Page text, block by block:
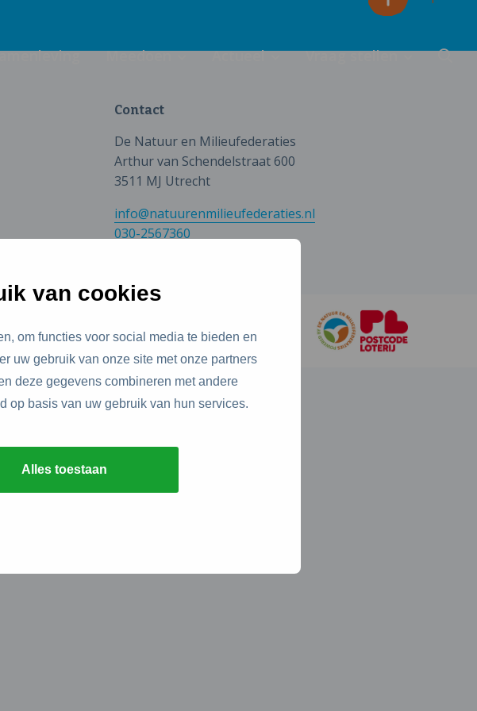
van cookies
om functies voor social media te bieden en
uw gebruik van onze site met onze partners
deze gegevens combineren met andere
op basis van uw gebruik van hun services.
Alles toestaan
Meedoen Actueel Vraag stellen
Contact
De Natuur en Milieufederaties
Arthur van Schendelstraat 600
3511 MJ Utrecht
info@natuurenmilieufederaties.nl
030-2567360